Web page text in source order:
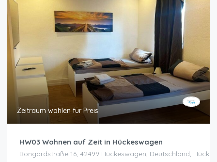
Zeitraum wählen für Preis
HW03 Wohnen auf Zeit in Hückeswagen
Bongardstraße 16, 42499 Hückeswagen, Deutschland,